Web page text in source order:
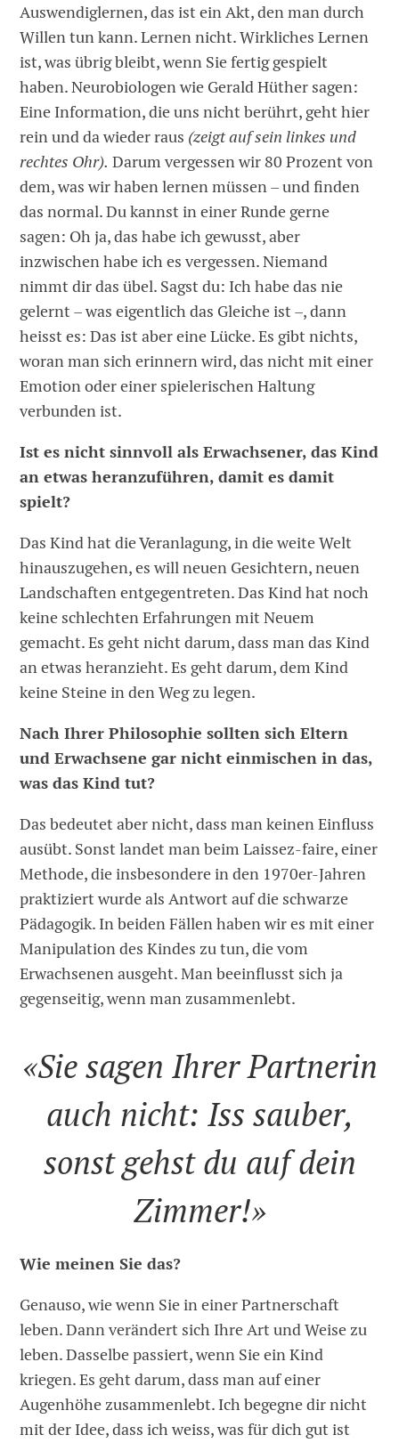
Auswendiglernen, das ist ein Akt, den man durch
Willen tun kann. Lernen nicht. Wirkliches Lernen
ist, was übrig bleibt, wenn Sie fertig gespielt
haben. Neurobiologen wie Gerald Hüther sagen:
Eine Information, die uns nicht berührt, geht hier
rein und da wieder raus (zeigt auf sein linkes und
rechtes Ohr). Darum vergessen wir 80 Prozent von
dem, was wir haben lernen müssen – und finden
das normal. Du kannst in einer Runde gerne
sagen: Oh ja, das habe ich gewusst, aber
inzwischen habe ich es vergessen. Niemand
nimmt dir das übel. Sagst du: Ich habe das nie
gelernt – was eigentlich das Gleiche ist –, dann
heisst es: Das ist aber eine Lücke. Es gibt nichts,
woran man sich erinnern wird, das nicht mit einer
Emotion oder einer spielerischen Haltung
verbunden ist.
Ist es nicht sinnvoll als Erwachsener, das Kind
an etwas heranzuführen, damit es damit
spielt?
Das Kind hat die Veranlagung, in die weite Welt
hinauszugehen, es will neuen Gesichtern, neuen
Landschaften entgegentreten. Das Kind hat noch
keine schlechten Erfahrungen mit Neuem
gemacht. Es geht nicht darum, dass man das Kind
an etwas heranzieht. Es geht darum, dem Kind
keine Steine in den Weg zu legen.
Nach Ihrer Philosophie sollten sich Eltern
und Erwachsene gar nicht einmischen in das,
was das Kind tut?
Das bedeutet aber nicht, dass man keinen Einfluss
ausübt. Sonst landet man beim Laissez-faire, einer
Methode, die insbesondere in den 1970er-Jahren
praktiziert wurde als Antwort auf die schwarze
Pädagogik. In beiden Fällen haben wir es mit einer
Manipulation des Kindes zu tun, die vom
Erwachsenen ausgeht. Man beeinflusst sich ja
gegenseitig, wenn man zusammenlebt.
«Sie sagen Ihrer Partnerin
auch nicht: Iss sauber,
sonst gehst du auf dein
Zimmer!»
Wie meinen Sie das?
Genauso, wie wenn Sie in einer Partnerschaft
leben. Dann verändert sich Ihre Art und Weise zu
leben. Dasselbe passiert, wenn Sie ein Kind
kriegen. Es geht darum, dass man auf einer
Augenhöhe zusammenlebt. Ich begegne dir nicht
mit der Idee, dass ich weiss, was für dich gut ist